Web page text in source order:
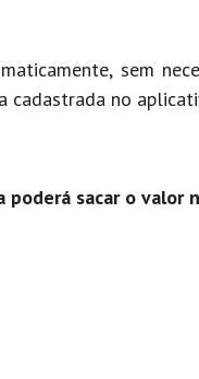
sem
cadastrada no
sacar o valor